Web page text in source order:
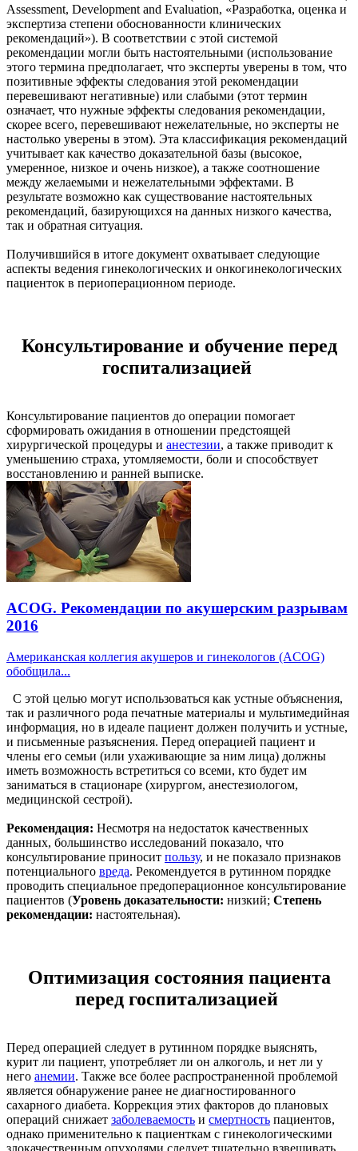
Assessment, Development and Evaluation, «Разработка, оценка и
экспертиза степени обоснованности клинических
рекомендаций»). В соответствии с этой системой
рекомендации могли быть настоятельными (использование
этого термина предполагает, что эксперты уверены в том, что
позитивные эффекты следования этой рекомендации
перевешивают негативные) или слабыми (этот термин
означает, что нужные эффекты следования рекомендации,
скорее всего, перевешивают нежелательные, но эксперты не
настолько уверены в этом). Эта классификация рекомендаций
учитывает как качество доказательной базы (высокое,
умеренное, низкое и очень низкое), а также соотношение
между желаемыми и нежелательными эффектами. В
результате возможно как существование настоятельных
рекомендаций, базирующихся на данных низкого качества,
так и обратная ситуация.
Получившийся в итоге документ охватывает следующие
аспекты ведения гинекологических и онкогинекологических
пациенток в периоперационном периоде.
Консультирование и обучение перед
госпитализацией
Консультирование пациентов до операции помогает
сформировать ожидания в отношении предстоящей
хирургической процедуры и анестезии, а также приводит к
уменьшению страха, утомляемости, боли и способствует
восстановлению и ранней выписке.
ACOG. Рекомендации по акушерским разрывам
2016
Американская коллегия акушеров и гинекологов (ACOG)
обобщила...
С этой целью могут использоваться как устные объяснения,
так и различного рода печатные материалы и мультимедийная
информация, но в идеале пациент должен получить и устные,
и письменные разъяснения. Перед операцией пациент и
члены его семьи (или ухаживающие за ним лица) должны
иметь возможность встретиться со всеми, кто будет им
заниматься в стационаре (хирургом, анестезиологом,
медицинской сестрой).
Рекомендация: Несмотря на недостаток качественных
данных, большинство исследований показало, что
консультирование приносит пользу, и не показало признаков
потенциального вреда. Рекомендуется в рутинном порядке
проводить специальное предоперационное консультирование
пациентов (Уровень доказательности: низкий; Степень
рекомендации: настоятельная).
Оптимизация состояния пациента
перед госпитализацией
Перед операцией следует в рутинном порядке выяснять,
курит ли пациент, употребляет ли он алкоголь, и нет ли у
него анемии. Также все более распространенной проблемой
является обнаружение ранее не диагностированного
сахарного диабета. Коррекция этих факторов до плановых
операций снижает заболеваемость и смертность пациентов,
однако применительно к пациенткам с гинекологическими
злокачественным опухолями следует тщательно взвешивать